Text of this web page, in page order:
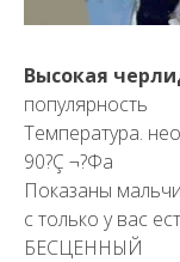
Высокая
популярность
Температура.
90?Ç ¬?Фа
Показаны
с только у вас
БЕСЦЕННЫЙ